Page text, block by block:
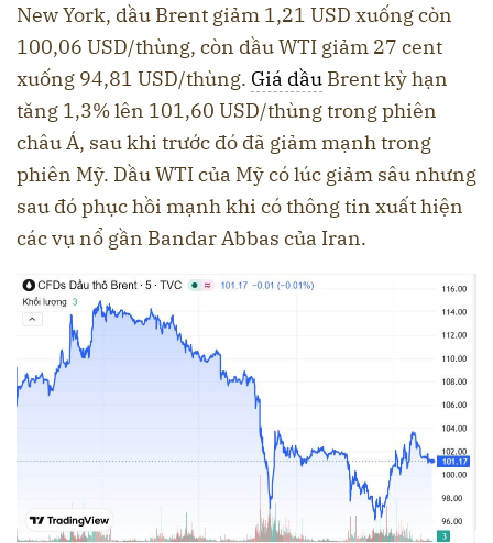
New York, dầu Brent giảm 1,21 USD xuống còn
100,06 USD/thùng, còn dầu WTI giảm 27 cent
xuống 94,81 USD/thùng. Giá dầu Brent kỳ hạn
tăng 1,3% lên 101,60 USD/thùng trong phiên
châu Á, sau khi trước đó đã giảm mạnh trong
phiên Mỹ. Dầu WTI của Mỹ có lúc giảm sâu nhưng
sau đó phục hồi mạnh khi có thông tin xuất hiện
các vụ nổ gần Bandar Abbas của Iran.